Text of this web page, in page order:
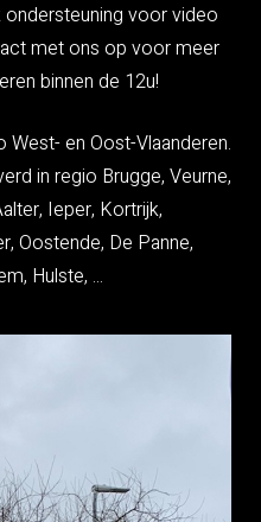
voor video
met ons op voor meer
binnen de 12u!
West- en Oost-Vlaanderen.
in regio Brugge, Veurne,
Ieper, Kortrijk,
Oostende, De Panne,
Hulste, ...